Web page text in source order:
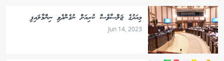
މިއަދުގެ ޖަލްސާވެސް ކުރިއަށް ނުގެންދެވި ނިންމާލައިފި
Jun 14, 2023